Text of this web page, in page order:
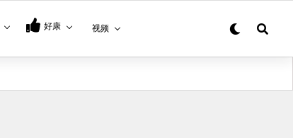
好康 视频